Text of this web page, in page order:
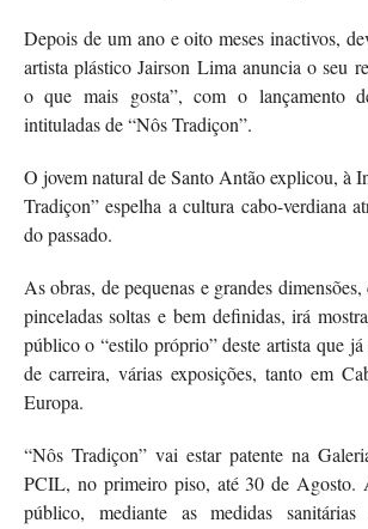
Depois de um ano e oito meses inactivos,
artista plástico Jairson Lima anuncia o seu
o que mais gosta”, com o lançamento
intituladas de “Nôs Tradiçon”.
O jovem natural de Santo Antão explicou, à
Tradiçon” espelha a cultura cabo-verdiana
do passado.
As obras, de pequenas e grandes
pinceladas soltas e bem definidas, irá
público o “estilo próprio” deste artista que
de carreira, várias exposições, tanto em
Europa.
“Nôs Tradiçon” vai estar patente na
PCIL, no primeiro piso, até 30 de Agosto.
público, mediante as medidas